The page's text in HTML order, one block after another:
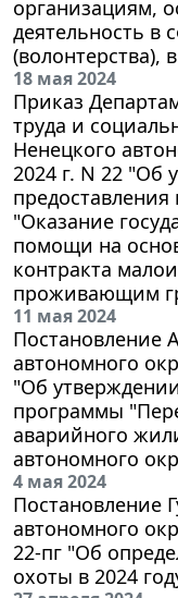
организациям,
деятельность в
(волонтерства),
18 мая 2024
Приказ
труда и
Ненецкого
2024 г. N 22 "Об
предоставления
"Оказание
помощи на
контракта
проживающим
11 мая 2024
Постановление
автономного
"Об
программы
аварийного
автономного
4 мая 2024
Постановление
автономного
22-пг "Об
охоты в 2024